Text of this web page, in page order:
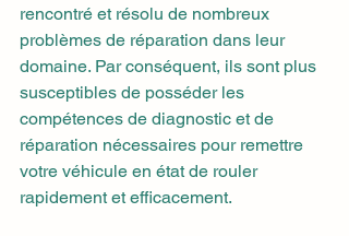
rencontré et résolu de nombreux
problèmes de réparation dans leur
domaine. Par conséquent, ils sont plus
susceptibles de posséder les
compétences de diagnostic et de
réparation nécessaires pour remettre
votre véhicule en état de rouler
rapidement et efficacement.